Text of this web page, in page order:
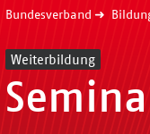
Bundesverband
Weiterbildung